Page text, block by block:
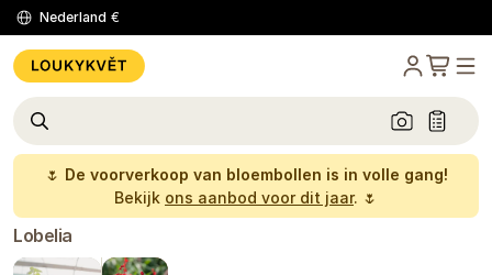
Nederland €
🌷 De voorverkoop van bloembollen is in volle gang!
Bekijk ons aanbod voor dit jaar. 🌷
Lobelia